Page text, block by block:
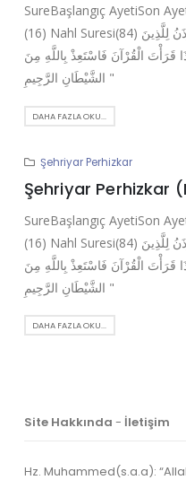
SureBaşlangıç AyetiSon
(16) Nahl Suresi(84) وَيَوْمَ نَبْعَثُ مِنْ كُلِّ أُمَّةٍ شَهِيدًا ثُمَّ لَا يُؤْذَنُ لِلَّذِينَ
هُمْ يُسْتَعْتَبُونَ(98) فَإِذَا قَرَأْتَ الْقُرْآنَ فَاسْتَعِذْ بِاللَّهِ مِنَ
الشَّيْطَانِ الرَّجِيمِ "
DAHA FAZLA OKU...
Şehriyar Perhizkar
Şehriyar Perhizkar
SureBaşlangıç AyetiSon
(16) Nahl Suresi(84) وَيَوْمَ نَبْعَثُ مِنْ كُلِّ أُمَّةٍ شَهِيدًا ثُمَّ لَا يُؤْذَنُ لِلَّذِينَ
هُمْ يُسْتَعْتَبُونَ(98) فَإِذَا قَرَأْتَ الْقُرْآنَ فَاسْتَعِذْ بِاللَّهِ مِنَ
الشَّيْطَانِ الرَّجِيمِ "
DAHA FAZLA OKU...
Site Hakkında - İletişim
Hz. Muhammed(s.a.a):